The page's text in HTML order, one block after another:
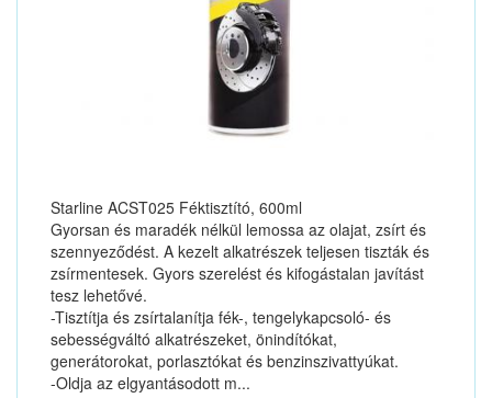
Starline ACST025 Féktisztító, 600ml
Gyorsan és maradék nélkül lemossa az olajat, zsírt és
szennyeződést. A kezelt alkatrészek teljesen tiszták és
zsírmentesek. Gyors szerelést és kifogástalan javítást
tesz lehetővé.
-Tisztítja és zsírtalanítja fék-, tengelykapcsoló- és
sebességváltó alkatrészeket, önindítókat,
generátorokat, porlasztókat és benzinszivattyúkat.
-Oldja az elgyantásodott m...